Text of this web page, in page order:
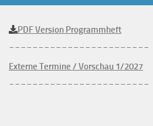
PDF Version Programmheft
Externe Termine / Vorschau 1/2027